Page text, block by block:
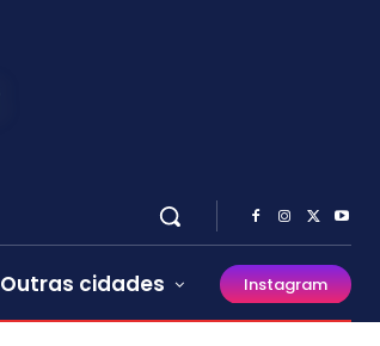
Outras cidades Instagram